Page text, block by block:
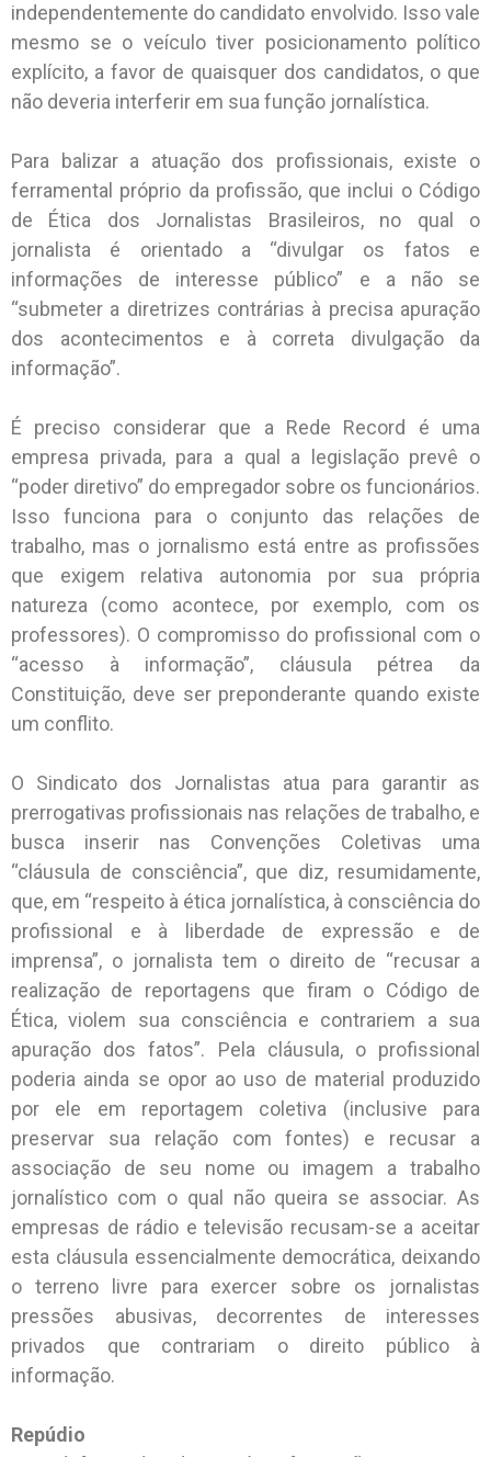
independentemente do candidato envolvido. Isso vale
mesmo se o veículo tiver posicionamento político
explícito, a favor de quaisquer dos candidatos, o que
não deveria interferir em sua função jornalística.
Para balizar a atuação dos profissionais, existe o
ferramental próprio da profissão, que inclui o Código
de Ética dos Jornalistas Brasileiros, no qual o
jornalista é orientado a “divulgar os fatos e
informações de interesse público” e a não se
“submeter a diretrizes contrárias à precisa apuração
dos acontecimentos e à correta divulgação da
informação”.
É preciso considerar que a Rede Record é uma
empresa privada, para a qual a legislação prevê o
“poder diretivo” do empregador sobre os funcionários.
Isso funciona para o conjunto das relações de
trabalho, mas o jornalismo está entre as profissões
que exigem relativa autonomia por sua própria
natureza (como acontece, por exemplo, com os
professores). O compromisso do profissional com o
“acesso à informação”, cláusula pétrea da
Constituição, deve ser preponderante quando existe
um conflito.
O Sindicato dos Jornalistas atua para garantir as
prerrogativas profissionais nas relações de trabalho, e
busca inserir nas Convenções Coletivas uma
“cláusula de consciência”, que diz, resumidamente,
que, em “respeito à ética jornalística, à consciência do
profissional e à liberdade de expressão e de
imprensa”, o jornalista tem o direito de “recusar a
realização de reportagens que firam o Código de
Ética, violem sua consciência e contrariem a sua
apuração dos fatos”. Pela cláusula, o profissional
poderia ainda se opor ao uso de material produzido
por ele em reportagem coletiva (inclusive para
preservar sua relação com fontes) e recusar a
associação de seu nome ou imagem a trabalho
jornalístico com o qual não queira se associar. As
empresas de rádio e televisão recusam-se a aceitar
esta cláusula essencialmente democrática, deixando
o terreno livre para exercer sobre os jornalistas
pressões abusivas, decorrentes de interesses
privados que contrariam o direito público à
informação.
Repúdio